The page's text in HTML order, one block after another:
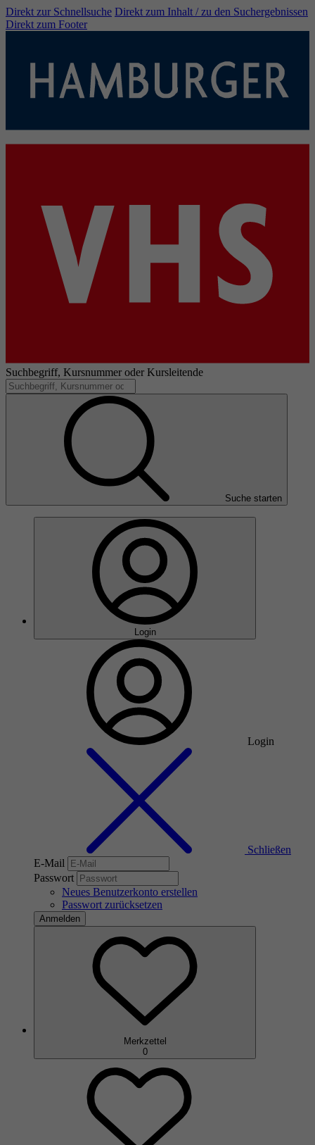
Direkt zur Schnellsuche Direkt zum Inhalt / zu den Suchergebnissen
Direkt zum Footer
Suchbegriff, Kursnummer oder Kursleitende
Suche starten
Login
Login
Schließen
E-Mail
Passwort
Neues Benutzerkonto erstellen
Passwort zurücksetzen
Anmelden
Merkzettel
0